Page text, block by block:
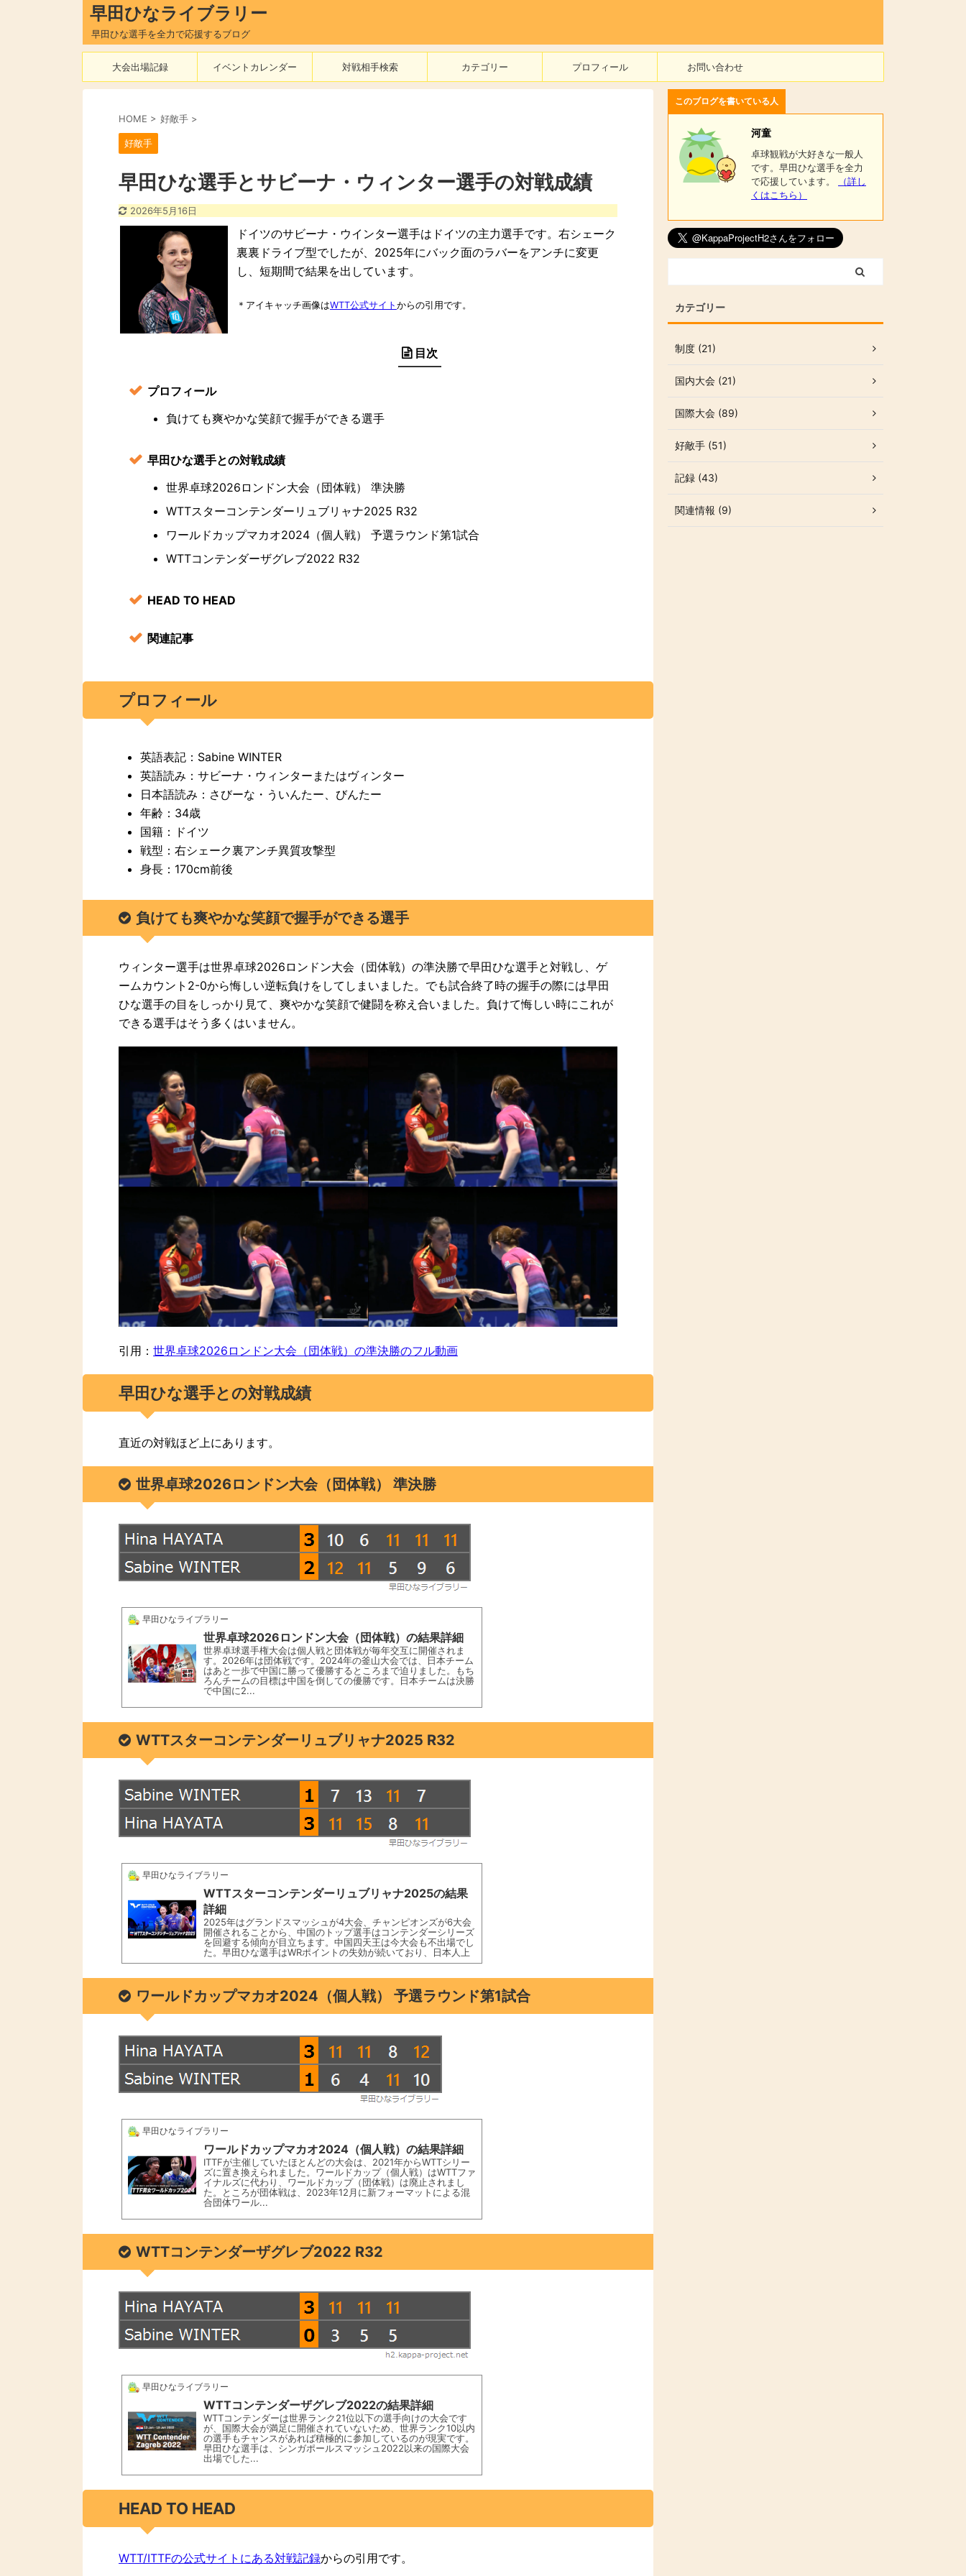
早田ひなライブラリー
早田ひな選手を全力で応援するブログ
大会出場記録 イベントカレンダー 対戦相手検索 カテゴリー プロフィール お問い合わせ
HOME > 好敵手 >
好敵手
早田ひな選手とサビーナ・ウィンター選手の対戦成績
2026年5月16日
ドイツのサビーナ・ウインター選手はドイツの主力選手です。右シェーク
裏裏ドライブ型でしたが、2025年にバック面のラバーをアンチに変更
し、短期間で結果を出しています。
＊アイキャッチ画像はWTT公式サイト からの引用です。
目次
プロフィール
負けても爽やかな笑顔で握手ができる選手
早田ひな選手との対戦成績
世界卓球2026ロンドン大会（団体戦） 準決勝
WTTスターコンテンダーリュブリャナ2025 R32
ワールドカップマカオ2024（個人戦） 予選ラウンド第1試合
WTTコンテンダーザグレブ2022 R32
HEAD TO HEAD
関連記事
プロフィール
英語表記：Sabine WINTER
英語読み：サビーナ・ウィンターまたはヴィンター
日本語読み：さびーな・ういんたー、びんたー
年齢：34歳
国籍：ドイツ
戦型：右シェーク裏アンチ異質攻撃型
身長：170cm前後
負けても爽やかな笑顔で握手ができる選手
ウィンター選手は世界卓球2026ロンドン大会（団体戦）の準決勝で早田ひな選手と対戦し、ゲ
ームカウント2-0から悔しい逆転負けをしてしまいました。でも試合終了時の握手の際には早田
ひな選手の目をしっかり見て、爽やかな笑顔で健闘を称え合いました。負けて悔しい時にこれが
できる選手はそう多くはいません。
引用： 世界卓球2026ロンドン大会（団体戦）の準決勝のフル動画
早田ひな選手との対戦成績
直近の対戦ほど上にあります。
世界卓球2026ロンドン大会（団体戦） 準決勝
早田ひなライブラリー
世界卓球2026ロンドン大会（団体戦）の結果詳細
世界卓球選手権大会は個人戦と団体戦が毎年交互に開催されま
す。2026年は団体戦です。2024年の釜山大会では、日本チーム
はあと一歩で中国に勝って優勝するところまで迫りました。もち
ろんチームの目標は中国を倒しての優勝です。日本チームは決勝
で中国に2...
WTTスターコンテンダーリュブリャナ2025 R32
早田ひなライブラリー
WTTスターコンテンダーリュブリャナ2025の結果
詳細
2025年はグランドスマッシュが4大会、チャンピオンズが6大会
開催されることから、中国のトップ選手はコンテンダーシリーズ
を回避する傾向が目立ちます。中国四天王は今大会も不出場でし
た。早田ひな選手はWRポイントの失効が続いており、日本人上
位4位内を...
ワールドカップマカオ2024（個人戦） 予選ラウンド第1試合
早田ひなライブラリー
ワールドカップマカオ2024（個人戦）の結果詳細
ITTFが主催していたほとんどの大会は、2021年からWTTシリー
ズに置き換えられました。ワールドカップ（個人戦）はWTTファ
イナルズに代わり、ワールドカップ（団体戦）は廃止されまし
た。ところが団体戦は、2023年12月に新フォーマットによる混
合団体ワール...
WTTコンテンダーザグレブ2022 R32
早田ひなライブラリー
WTTコンテンダーザグレブ2022の結果詳細
WTTコンテンダーは世界ランク21位以下の選手向けの大会です
が、国際大会が満足に開催されていないため、世界ランク10以内
の選手もチャンスがあれば積極的に参加しているのが現実です。
早田ひな選手は、シンガポールスマッシュ2022以来の国際大会
出場でした...
HEAD TO HEAD
WTT/ITTFの公式サイトにある対戦記録からの引用です。
このブログを書いている人
河童
卓球観戦が大好きな一般人
です。早田ひな選手を全力
で応援しています。
（詳し
くはこちら）
カテゴリー
制度 (21)
国内大会 (21)
国際大会 (89)
好敵手 (51)
記録 (43)
関連情報 (9)